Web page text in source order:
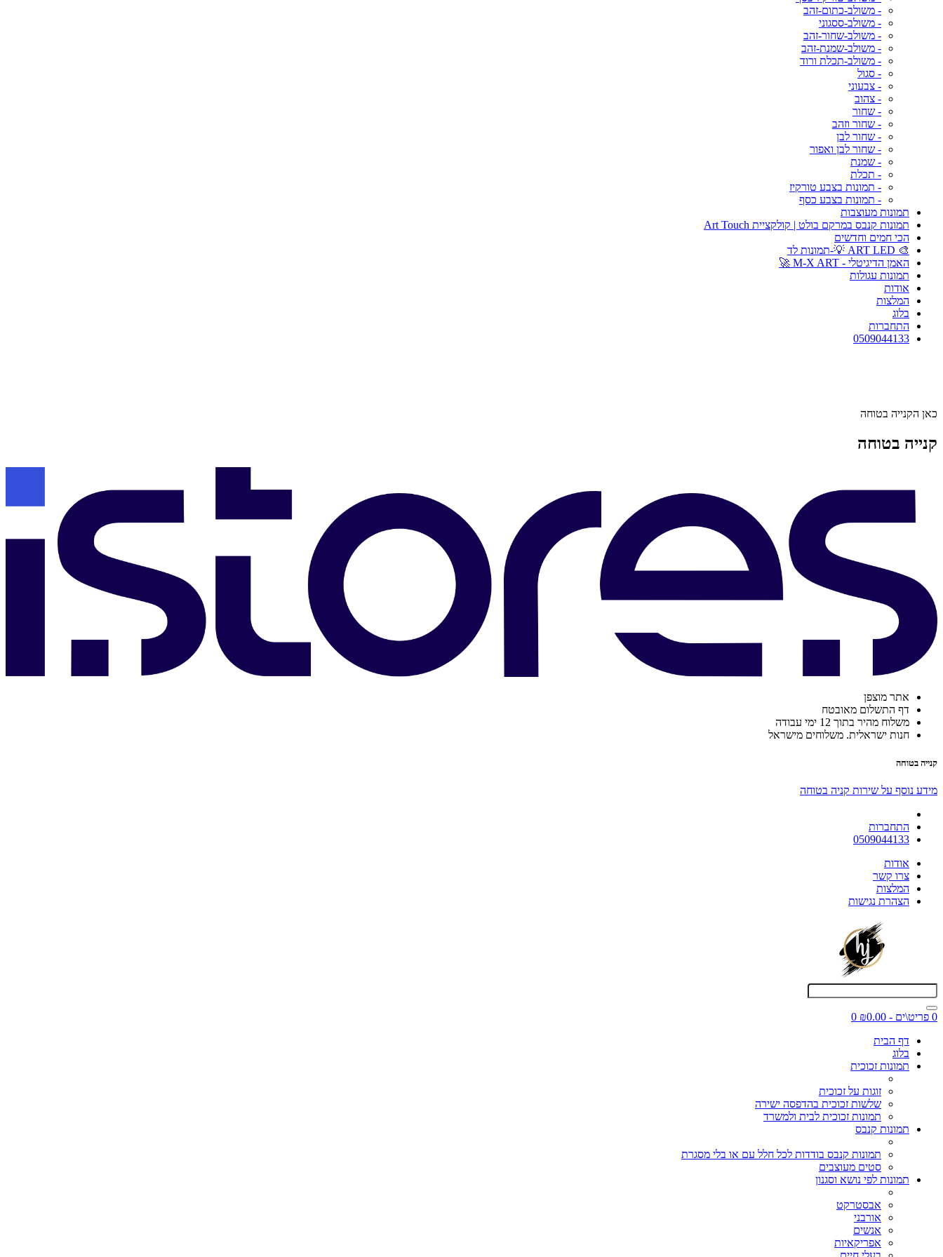
- משולב-כתום-זהב
- משולב-ססגוני
- משולב-שחור-זהב
- משולב-שמנת-זהב
- משולב-תכלת ורוד
- סגול
- צבעוני
- צהוב
- שחור
- שחור וזהב
- שחור לבן
- שחור לבן ואפור
- שמנת
- תכלת
- תמונות בצבע טורקיז
- תמונות בצבע כסף
תמונות מעוצבות
תמונות קנבס במרקם בולט | קולקציית Art Touch
הכי חמים וחדשים
🎨 ART LED 💡-תמונות לד
האמן הדיגיטלי - M-X ART 🚀
תמונות עגולות
אודות
המלצות
בלוג
התחברות
0509044133
כאן הקנייה בטוחה
קנייה בטוחה
אתר מוצפן
דף התשלום מאובטח
משלוח מהיר בתוך 12 ימי עבודה
חנות ישראלית. משלוחים מישראל
קנייה בטוחה
מידע נוסף על שירות קניה בטוחה
התחברות
0509044133
אודות
צרו קשר
המלצות
הצהרת נגישות
0 פריט\ים - ₪0.00
0
דף הבית
בלוג
תמונות זכוכית
זוגות על זכוכית
שלשות זכוכית בהדפסה ישירה
תמונות זכוכית לבית ולמשרד
תמונות קנבס
תמונות קנבס בודדות לכל חלל עם או בלי מסגרת
סטים מעוצבים
תמונות לפי נושא וסגנון
אבסטרקט
אורבני
אנשים
אפריקאיות